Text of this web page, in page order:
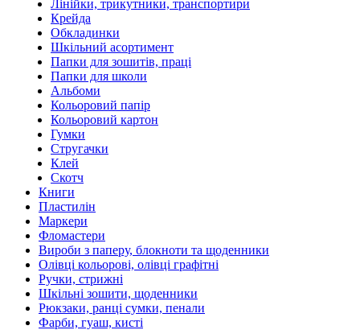
Лінійки, трикутники, транспортири
Крейда
Обкладинки
Шкільний асортимент
Папки для зошитів, праці
Папки для школи
Альбоми
Кольоровий папір
Кольоровий картон
Гумки
Стругачки
Клей
Скотч
Книги
Пластилін
Маркери
Фломастери
Вироби з паперу, блокноти та щоденники
Олівці кольорові, олівці графітні
Ручки, стрижні
Шкільні зошити, щоденники
Рюкзаки, ранці сумки, пенали
Фарби, гуаш, кисті